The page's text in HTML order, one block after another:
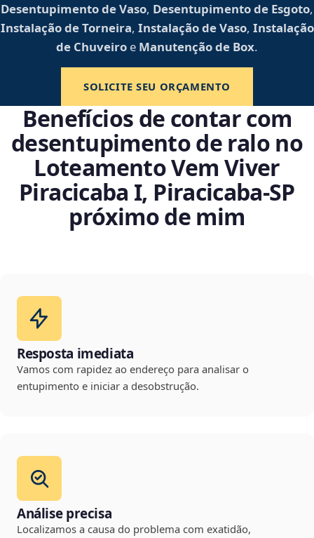
Desentupimento de Vaso, Desentupimento de Esgoto,
Instalação de Torneira, Instalação de Vaso, Instalação
de Chuveiro e Manutenção de Box.
SOLICITE SEU ORÇAMENTO
Benefícios de contar com
desentupimento de ralo no
Loteamento Vem Viver
Piracicaba I, Piracicaba‑SP
próximo de mim
Resposta imediata
Vamos com rapidez ao endereço para analisar o
entupimento e iniciar a desobstrução.
Análise precisa
Localizamos a causa do problema com exatidão,